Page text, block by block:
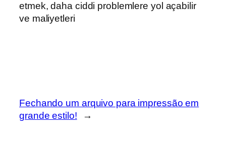
etmek, daha ciddi problemlere yol açabilir
ve maliyetleri
Fechando um arquivo para impressão em
grande estilo!
→